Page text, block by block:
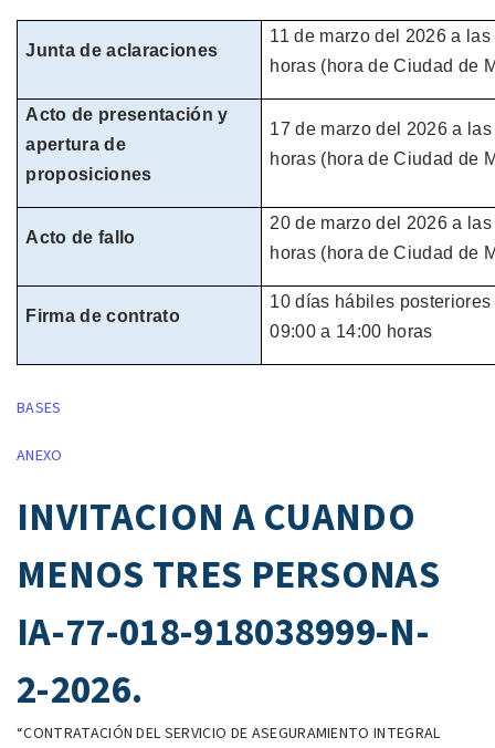
Junta de aclaraciones
11 de marzodel 2026 a las
horas (hora deCiudad de
Acto de presentación y
apertura de
proposiciones
17 de marzodel 2026 a las
horas (hora deCiudad de
Acto de fallo
20 de marzodel 2026 a las
horas (hora deCiudad de
Firma de contrato
10 días hábiles
09:00 a 14:00 horas
BASES
ANEXO
INVITACION A CUANDO
MENOS TRES PERSONAS
IA-77-018-918038999-N-
2-2026.
“CONTRATACIÓN DEL SERVICIO DE ASEGURAMIENTO INTEGRAL